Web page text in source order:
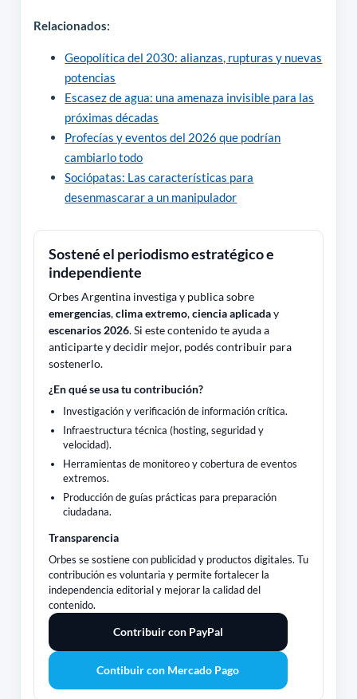
Relacionados:
Geopolítica del 2030: alianzas, rupturas y nuevas
potencias
Escasez de agua: una amenaza invisible para las
próximas décadas
Profecías y eventos del 2026 que podrían
cambiarlo todo
Sociópatas: Las características para
desenmascarar a un manipulador
Sostené el periodismo estratégico e
independiente
Orbes Argentina investiga y publica sobre
emergencias,clima extremo,ciencia aplicaday
escenarios 2026. Si este contenido te ayuda a
anticiparte y decidir mejor, podés contribuir para
sostenerlo.
¿En qué se usa tu contribución?
Investigación y verificación de información crítica.
Infraestructura técnica (hosting, seguridad y
velocidad).
Herramientas de monitoreo y cobertura de eventos
extremos.
Producción de guías prácticas para preparación
ciudadana.
Transparencia
Orbes se sostiene con publicidad y productos digitales. Tu
contribución es voluntaria y permite fortalecer la
independencia editorial y mejorar la calidad del
contenido.
Contribuir con PayPal
Contibuir con Mercado Pago